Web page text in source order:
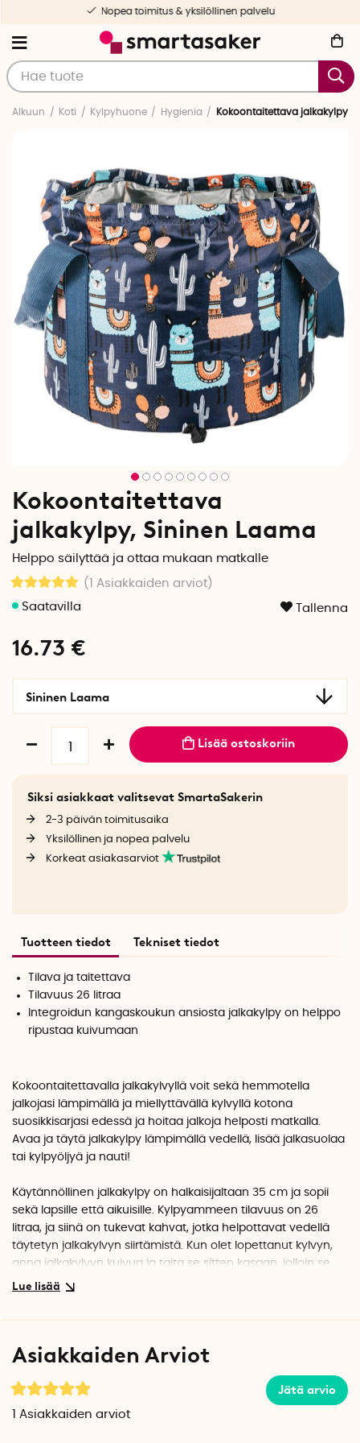
Nopea toimitus & yksilöllinen palvelu
Alkuun Koti Kylpyhuone Hygienia Kokoontaitettava jalkakylpy
Kokoontaitettava
jalkakylpy, Sininen Laama
Helppo säilyttää ja ottaa mukaan matkalle
(1 Asiakkaiden arviot )
Tallenna
16.73 €
Sininen Laama
Lisää ostoskoriin
Siksi asiakkaat valitsevat SmartaSakerin
2-3 päivän toimitusaika
Yksilöllinen ja nopea palvelu
Korkeat asiakasarviot
Tuotteen tiedot Tekniset tiedot
Tilava ja taitettava
Tilavuus 26 litraa
Integroidun kangaskoukun ansiosta jalkakylpy on helppo
ripustaa kuivumaan
Kokoontaitettavalla jalkakylvyllä voit sekä hemmotella
jalkojasi lämpimällä ja miellyttävällä kylvyllä kotona
suosikkisarjasi edessä ja hoitaa jalkoja helposti matkalla.
Avaa ja täytä jalkakylpy lämpimällä vedellä, lisää jalkasuolaa
tai kylpyöljyä ja nauti!
Käytännöllinen jalkakylpy on halkaisijaltaan 35 cm ja sopii
sekä lapsille että aikuisille. Kylpyammeen tilavuus on 26
litraa, ja siinä on tukevat kahvat, jotka helpottavat vedellä
täytetyn jalkakylvyn siirtämistä. Kun olet lopettanut kylvyn,
anna jalkakylvyn kuivua ja taita se sitten kasaan, jolloin se
vie vähän säilytystilaa.
laukku, jossa voit säilyttää sitä käyttökertojen välillä.
myös matkalla ja voit hemmotella jalkoja rentouttavalla
kylvyllä pitkän päivän jälkeen. Vinkki! Jalkakylpyä voi käyttää
Asiakkaiden Arviot
Jätä arvio
Asiakkaiden arviot